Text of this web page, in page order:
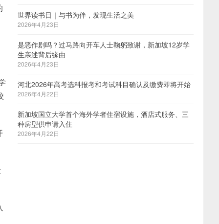
世界读书日｜与书为伴，发现生活之美
2026年4月23日
是恶作剧吗？过马路向开车人士鞠躬致谢，新加坡12岁学
生亲述背后缘由
2026年4月23日
河北2026年高考选科报考和考试科目确认及缴费即将开始
2026年4月22日
新加坡国立大学首个海外学者住宿设施，酒店式服务、三
种房型供申请入住
2026年4月22日